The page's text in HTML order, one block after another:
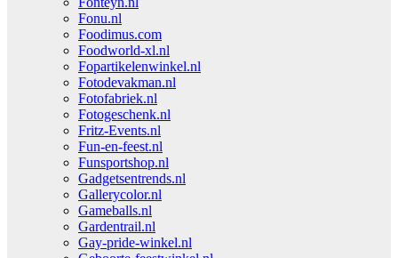
Fonu.nl
Foodimus.com
Foodworld-xl.nl
Fopartikelenwinkel.nl
Fotodevakman.nl
Fotofabriek.nl
Fotogeschenk.nl
Fritz-Events.nl
Fun-en-feest.nl
Funsportshop.nl
Gadgetsentrends.nl
Gallerycolor.nl
Gameballs.nl
Gardentrail.nl
Gay-pride-winkel.nl